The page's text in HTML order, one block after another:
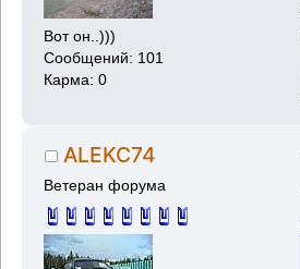
Вот он..)))
Сообщений: 101
Карма: 0
ALEKC74
Ветеран форума